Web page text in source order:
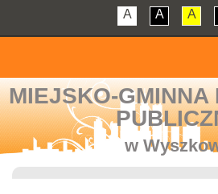
A A A
MIEJSKO-
w